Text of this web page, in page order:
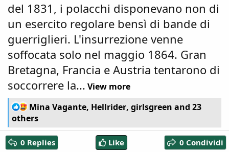
del 1831, i polacchi disponevano non di
un esercito regolare bensì di bande di
guerriglieri. L'insurrezione venne
soffocata solo nel maggio 1864. Gran
Bretagna, Francia e Austria tentarono di
soccorrere la... View more
R
e
c
t
Mina Vagante, Hellrider, girlsgreen and 23
others
0 Replies Like 0 Condividi